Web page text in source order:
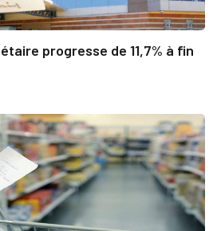
progresse de 11,7% à fin